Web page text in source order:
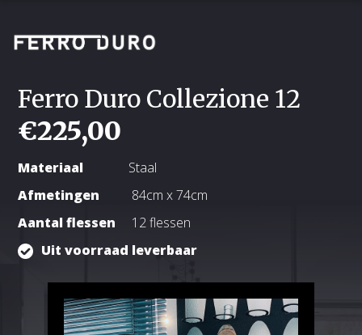
Ferro Duro Collezione 12
€225,00
Materiaal Staal
Afmetingen
84cm x 74cm
Aantal flessen 12 flessen
Uit voorraad leverbaar